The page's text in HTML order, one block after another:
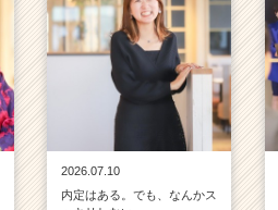
2026.07.10
内定はある。でも、なんかス